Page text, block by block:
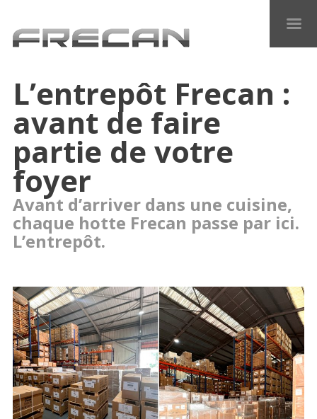
L’entrepôt Frecan :
avant de faire
partie de votre
foyer
Avant d’arriver dans une cuisine,
chaque hotte Frecan passe par ici.
L’entrepôt.